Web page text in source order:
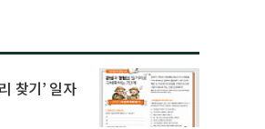
찾기’ 일자